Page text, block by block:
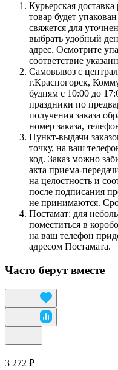
Курьерская
товар будет
свяжется для
выбрать удобный
адрес. Осмотрите
соответствие
Самовывоз с
г.Красногорск,
будням с 10:00 до
праздники по
получения заказа
номер заказа,
Пункт-выдачи
точку, на ваш
код. Заказ можно
акта приема-
на целостность и
после подписания
не принимаются.
Постамат: для
поместиться в
на ваш телефон
адресом Постамата.
Часто берут вместе
3 272 ₽